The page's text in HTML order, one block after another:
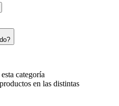
categoría
en las distintas